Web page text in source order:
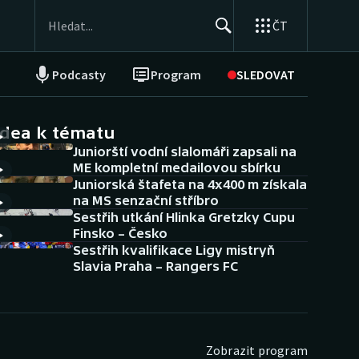
ČT
Podcasty Program SLEDOVAT
NEPŘEHLÉDNĚTE
Historické návraty
Aplikace ČT sport
AZ kvíz
k tématu
Juniorští vodní slalomáři zapsali na
ME kompletní medailovou sbírku
Juniorská štafeta na 4x400 m získala
na MS senzační stříbro
Sestřih utkání Hlinka Gretzky Cupu
Finsko – Česko
Sestřih kvalifikace Ligy mistryň
Slavia Praha – Rangers FC
Zobrazit program